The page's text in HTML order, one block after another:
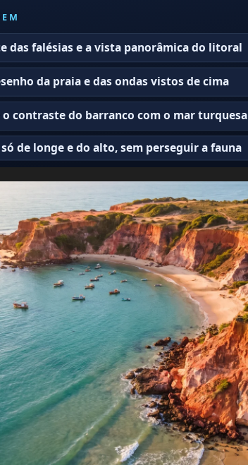
das falésias e a vista panorâmica do litoral
da praia e das ondas vistos de cima
o contraste do barranco com o mar turquesa
de longe e do alto, sem perseguir a fauna